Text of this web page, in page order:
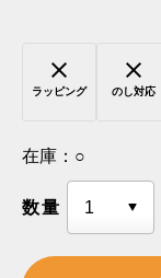
ラッピング のし対応
在庫： ○
数量